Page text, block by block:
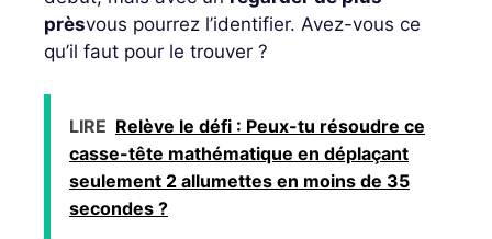
prèsvous pourrez l’identifier. Avez-vous ce
qu’il faut pour le trouver ?
LIRE Relève le défi : Peux-tu résoudre ce
casse-tête mathématique en déplaçant
seulement 2 allumettes en moins de 35
secondes ?